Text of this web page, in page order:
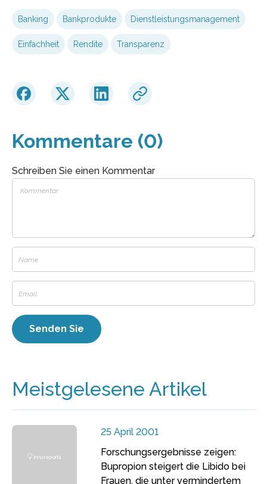
Banking Bankprodukte Dienstleistungsmanagement
Einfachheit Rendite Transparenz
Kommentare (0)
Schreiben Sie einen Kommentar
Meistgelesene Artikel
25 April 2001
Forschungsergebnisse zeigen:
Bupropion steigert die Libido bei
Frauen, die unter vermindertem